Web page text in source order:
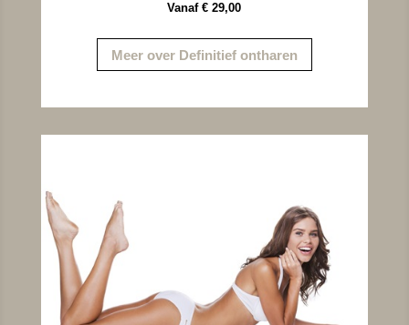
Vanaf € 29,00
Meer over Definitief ontharen